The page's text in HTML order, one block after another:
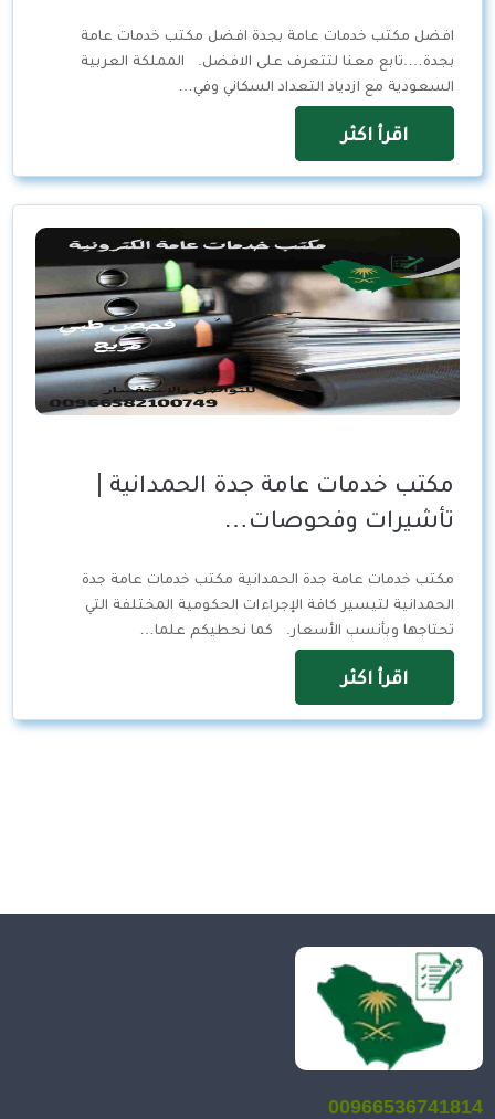
افضل مكتب خدمات عامة بجدة افضل مكتب خدمات عامة
بجدة….تابع معنا لتتعرف على الافضل. المملكة العربية
السعودية مع ازدياد التعداد السكاني وفي…
اقرأ اكثر
مكتب خدمات عامة جدة الحمدانية |
تأشيرات وفحوصات…
مكتب خدمات عامة جدة الحمدانية مكتب خدمات عامة جدة
الحمدانية لتيسير كافة الإجراءات الحكومية المختلفة التي
تحتاجها وبأنسب الأسعار. كما نحطيكم علما…
اقرأ اكثر
00966536741814